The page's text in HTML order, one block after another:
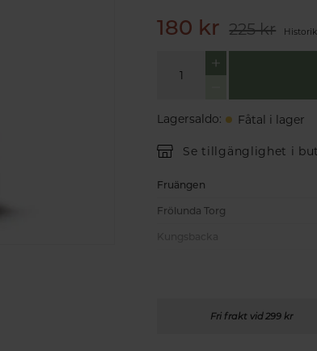
180 kr 225 kr Historik
Lagersaldo: Fåtal i lager
Se tillgänglighet i
Fruängen
Frölunda Torg
Fri frakt vid 299 kr